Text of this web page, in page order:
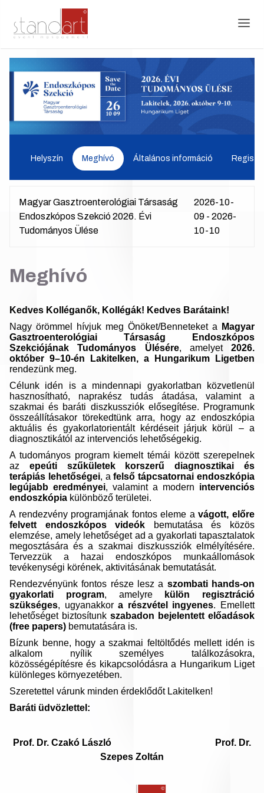
Helyszín Meghívó Általános információ
Magyar Gasztroenterológiai Társaság
Endoszkópos Szekció 2026. Évi
Tudományos Ülése
2026-10-
09 - 2026-
10-10
Meghívó
Kedves Kolléganők, Kollégák! Kedves Barátaink!
Nagy örömmel hívjuk meg Önöket/Benneteket a
Magyar
Gasztroenterológiai Társaság Endoszkópos
Szekciójának Tudományos Ülésére, amelyet 2026.
október 9–10-én Lakitelken, a Hungarikum Ligetben
rendezünk meg.
Célunk idén is a mindennapi gyakorlatban közvetlenül
hasznosítható, naprakész tudás átadása, valamint a
szakmai és baráti diszkussziók elősegítése. Programunk
összeállításakor törekedtünk arra, hogy az endoszkópia
aktuális és gyakorlatorientált kérdéseit járjuk körül – a
diagnosztikától az intervenciós lehetőségekig.
A tudományos program kiemelt témái között szerepelnek
az epeúti szűkületek korszerű diagnosztikai és
terápiás lehetőségei, afelső tápcsatornai endoszkópia
legújabb eredményei, valamint a modern intervenciós
endoszkópia különböző területei.
A rendezvény programjának fontos eleme avágott, előre
felvett endoszkópos videók bemutatása és közös
elemzése, amely lehetőséget ad a gyakorlati tapasztalatok
megosztására és a szakmai diszkussziók elmélyítésére.
Tervezzük a hazai endoszkópos munkaállomások
tevékenységi körének, aktivitásának bemutatását.
Rendezvényünk fontos része lesz a szombati hands-on
gyakorlati program, amelyre
külön regisztráció
szükséges, ugyanakkora részvétel ingyenes. Emellett
lehetőséget biztosítunk szabadon bejelentett előadások
(free papers) bemutatására is.
Bízunk benne, hogy a szakmai feltöltődés mellett idén is
alkalom nyílik személyes találkozásokra,
közösségépítésre és kikapcsolódásra a Hungarikum Liget
különleges környezetében.
Szeretettel várunk minden érdeklődőt Lakitelken!
Baráti üdvözlettel:
Prof. Dr. Czakó László
Prof. Dr.
Szepes Zoltán